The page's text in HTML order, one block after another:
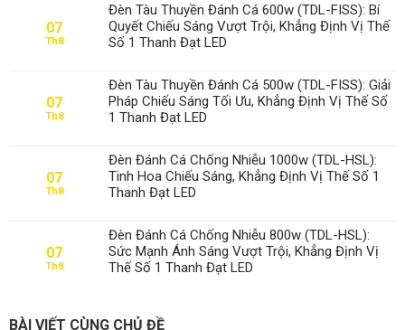
07
Th8
Đèn Tàu Thuyền Đánh Cá 600w (TDL-FISS): Bí
Quyết Chiếu Sáng Vượt Trội, Khẳng Định Vị Thế
Số 1 Thanh Đạt LED
07
Th8
Đèn Tàu Thuyền Đánh Cá 500w (TDL-FISS): Giải
Pháp Chiếu Sáng Tối Ưu, Khẳng Định Vị Thế Số
1 Thanh Đạt LED
07
Th8
Đèn Đánh Cá Chống Nhiễu 1000w (TDL-HSL):
Tinh Hoa Chiếu Sáng, Khẳng Định Vị Thế Số 1
Thanh Đạt LED
07
Th8
Đèn Đánh Cá Chống Nhiễu 800w (TDL-HSL):
Sức Mạnh Ánh Sáng Vượt Trội, Khẳng Định Vị
Thế Số 1 Thanh Đạt LED
BÀI VIẾT CÙNG CHỦ ĐỀ